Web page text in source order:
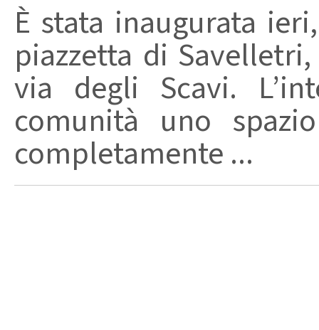
È stata inaugurata
piazzetta di
via degli Scavi.
comunità uno
completamente ...